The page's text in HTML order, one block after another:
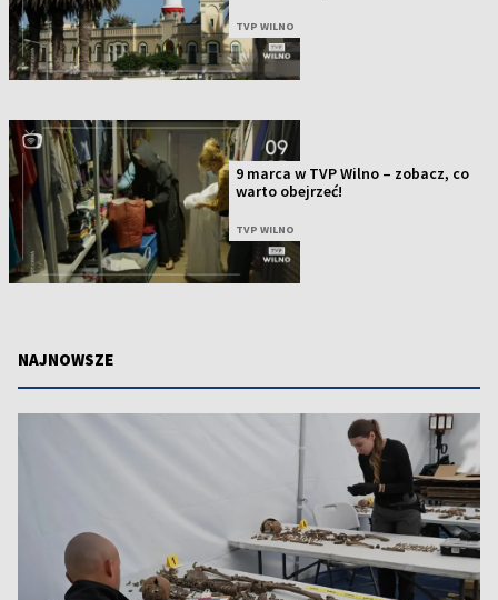
TVP WILNO
9 marca w TVP Wilno – zobacz, co
warto obejrzeć!
TVP WILNO
NAJNOWSZE